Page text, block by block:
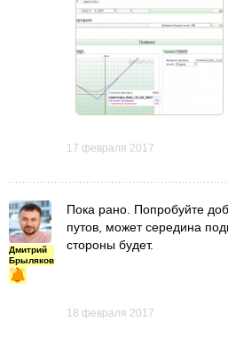
17 февраля 2017
Дмитрий
Брыляков
Пока рано. Попробуйте
путов, может середина
стороны будет.
18 февраля 2017